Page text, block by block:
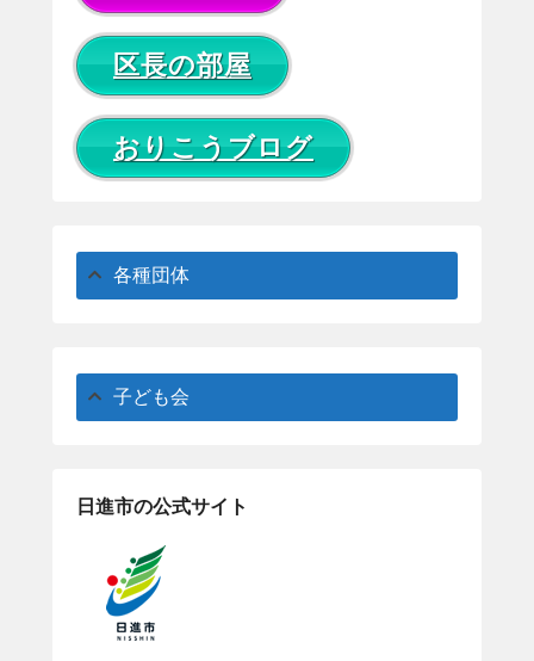
区長の部屋
おりこうブログ
各種団体
子ども会
日進市の公式サイト